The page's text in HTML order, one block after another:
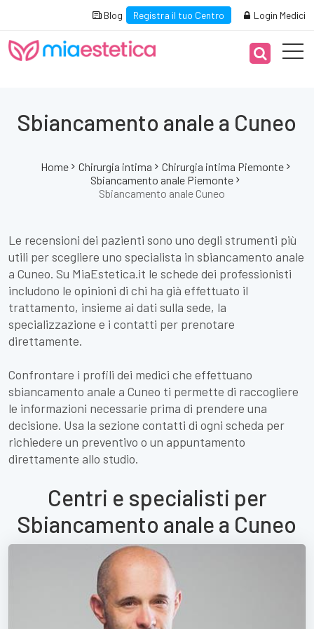
Blog Registra il tuo Centro Login Medici
Sbiancamento anale a Cuneo
Home Chirurgia intima
Chirurgia intima Piemonte
Sbiancamento anale Piemonte
Sbiancamento anale Cuneo
Le recensioni dei pazienti sono uno degli strumenti più
utili per scegliere uno specialista in sbiancamento anale
a Cuneo. Su MiaEstetica.it le schede dei professionisti
includono le opinioni di chi ha già effettuato il
trattamento, insieme ai dati sulla sede, la
specializzazione e i contatti per prenotare
direttamente.
Confrontare i profili dei medici che effettuano
sbiancamento anale a Cuneo ti permette di raccogliere
le informazioni necessarie prima di prendere una
decisione. Usa la sezione contatti di ogni scheda per
richiedere un preventivo o un appuntamento
direttamente allo studio.
Centri e specialisti per
Sbiancamento anale a Cuneo